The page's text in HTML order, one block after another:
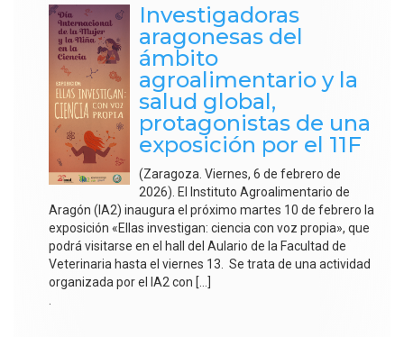
Investigadoras
aragonesas del
ámbito
agroalimentario y la
salud global,
protagonistas de una
exposición por el 11F
(Zaragoza. Viernes, 6 de febrero de
2026). El Instituto Agroalimentario de
Aragón (IA2) inaugura el próximo martes 10 de febrero la
exposición «Ellas investigan: ciencia con voz propia», que
podrá visitarse en el hall del Aulario de la Facultad de
Veterinaria hasta el viernes 13. Se trata de una actividad
organizada por el IA2 con […]